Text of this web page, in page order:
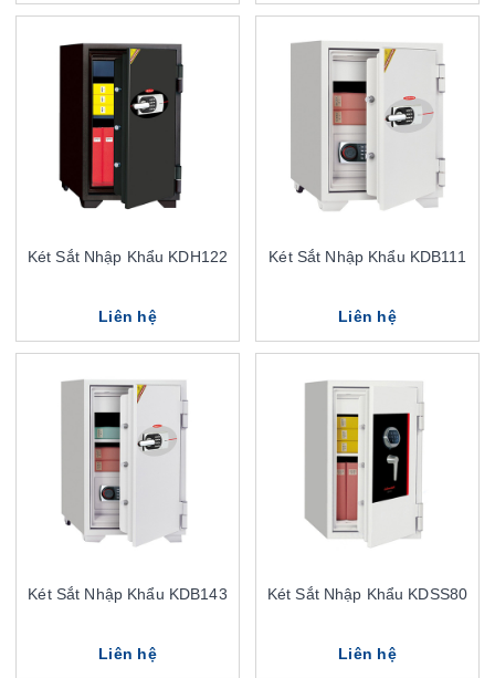
Két Sắt Nhập Khẩu KDH122
Liên hệ
Két Sắt Nhập Khẩu KDB111
Liên hệ
Két Sắt Nhập Khẩu KDB143
Liên hệ
Két Sắt Nhập Khẩu KDSS80
Liên hệ